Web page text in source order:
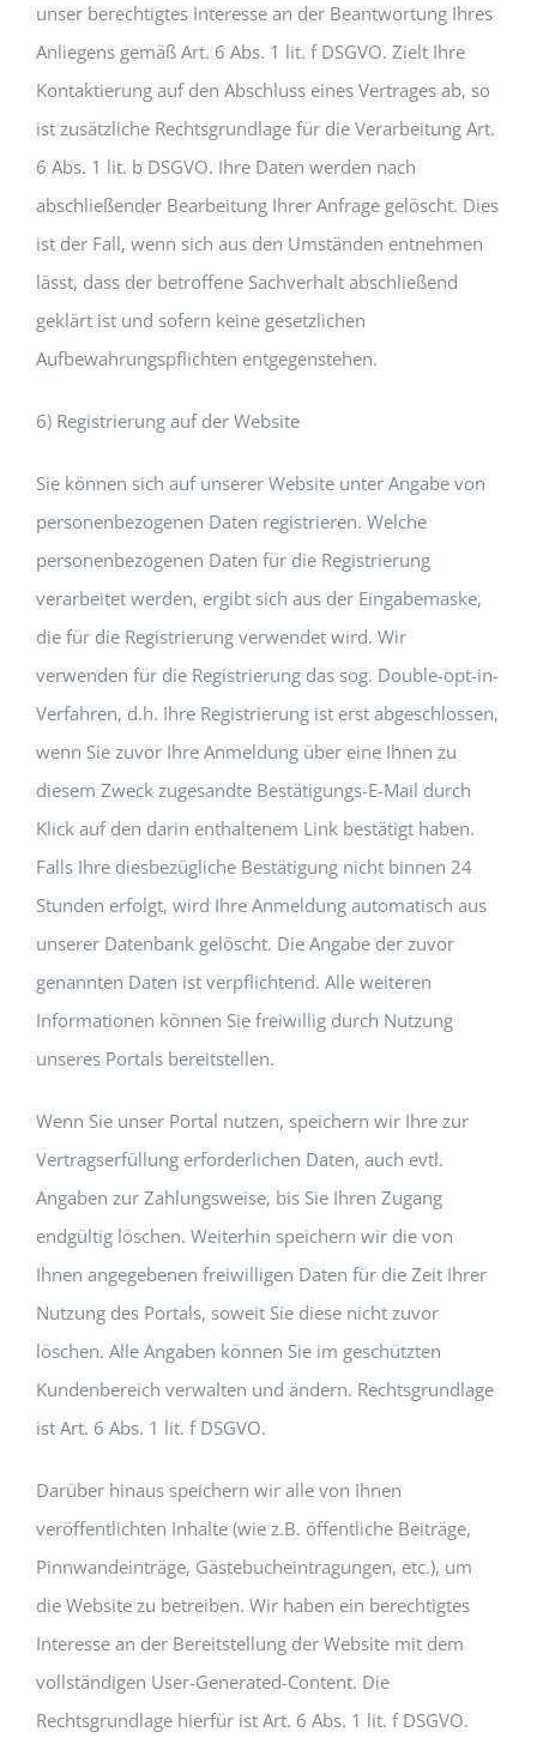
unser berechtigtes Interesse an der Beantwortung Ihres
Anliegens gemäß Art. 6 Abs. 1 lit. f DSGVO. Zielt Ihre
Kontaktierung auf den Abschluss eines Vertrages ab, so
ist zusätzliche Rechtsgrundlage für die Verarbeitung Art.
6 Abs. 1 lit. b DSGVO. Ihre Daten werden nach
abschließender Bearbeitung Ihrer Anfrage gelöscht. Dies
ist der Fall, wenn sich aus den Umständen entnehmen
lässt, dass der betroffene Sachverhalt abschließend
geklärt ist und sofern keine gesetzlichen
Aufbewahrungspflichten entgegenstehen.
6) Registrierung auf der Website
Sie können sich auf unserer Website unter Angabe von
personenbezogenen Daten registrieren. Welche
personenbezogenen Daten für die Registrierung
verarbeitet werden, ergibt sich aus der Eingabemaske,
die für die Registrierung verwendet wird. Wir
verwenden für die Registrierung das sog. Double-opt-in-
Verfahren, d.h. Ihre Registrierung ist erst abgeschlossen,
wenn Sie zuvor Ihre Anmeldung über eine Ihnen zu
diesem Zweck zugesandte Bestätigungs-E-Mail durch
Klick auf den darin enthaltenem Link bestätigt haben.
Falls Ihre diesbezügliche Bestätigung nicht binnen 24
Stunden erfolgt, wird Ihre Anmeldung automatisch aus
unserer Datenbank gelöscht. Die Angabe der zuvor
genannten Daten ist verpflichtend. Alle weiteren
Informationen können Sie freiwillig durch Nutzung
unseres Portals bereitstellen.
Wenn Sie unser Portal nutzen, speichern wir Ihre zur
Vertragserfüllung erforderlichen Daten, auch evtl.
Angaben zur Zahlungsweise, bis Sie Ihren Zugang
endgültig löschen. Weiterhin speichern wir die von
Ihnen angegebenen freiwilligen Daten für die Zeit Ihrer
Nutzung des Portals, soweit Sie diese nicht zuvor
löschen. Alle Angaben können Sie im geschützten
Kundenbereich verwalten und ändern. Rechtsgrundlage
ist Art. 6 Abs. 1 lit. f DSGVO.
Darüber hinaus speichern wir alle von Ihnen
veröffentlichten Inhalte (wie z.B. öffentliche Beiträge,
Pinnwandeinträge, Gästebucheintragungen, etc.), um
die Website zu betreiben. Wir haben ein berechtigtes
Interesse an der Bereitstellung der Website mit dem
vollständigen User-Generated-Content. Die
Rechtsgrundlage hierfür ist Art. 6 Abs. 1 lit. f DSGVO.